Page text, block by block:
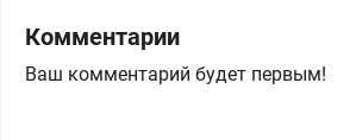
Комментарии
Ваш комментарий будет первым!